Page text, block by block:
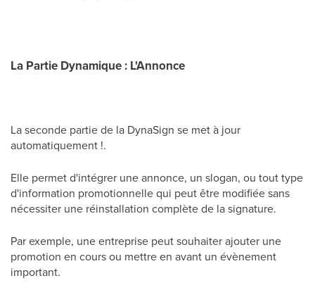
La Partie Dynamique : L'Annonce
La seconde partie de la DynaSign se met à jour
automatiquement !.
Elle permet d'intégrer une annonce, un slogan, ou tout type
d'information promotionnelle qui peut être modifiée sans
nécessiter une réinstallation complète de la signature.
Par exemple, une entreprise peut souhaiter ajouter une
promotion en cours ou mettre en avant un évènement
important.